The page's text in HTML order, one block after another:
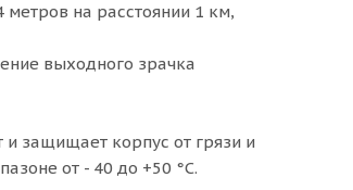
метров на расстоянии 1 км,
выходного зрачка
защищает корпус от грязи и
от - 40 до +50 °С.